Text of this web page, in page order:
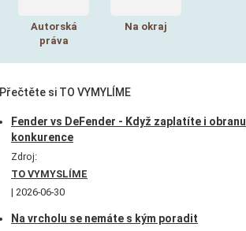
Autorská
práva
Na okraj
Přečtěte si TO VYMYLÍME
Fender vs DeFender - Když zaplatíte i obranu
konkurence
Zdroj:
TO VYMYSLÍME
2026-06-30
Na vrcholu se nemáte s kým poradit